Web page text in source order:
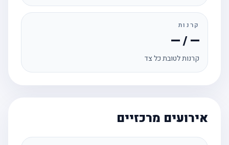
קרנות
— / —
קרנות לטובת כל צד
אירועים מרכזיים